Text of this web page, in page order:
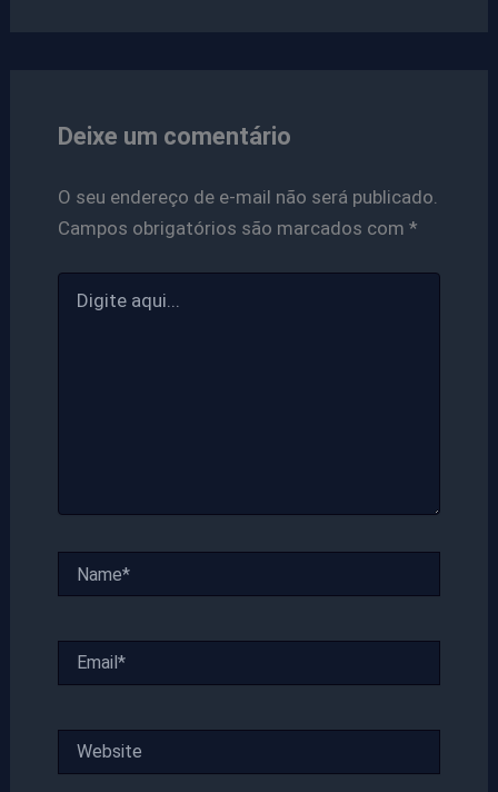
Deixe um comentário
O seu endereço de e-mail não será publicado.
Campos obrigatórios são marcados com *
aqui...